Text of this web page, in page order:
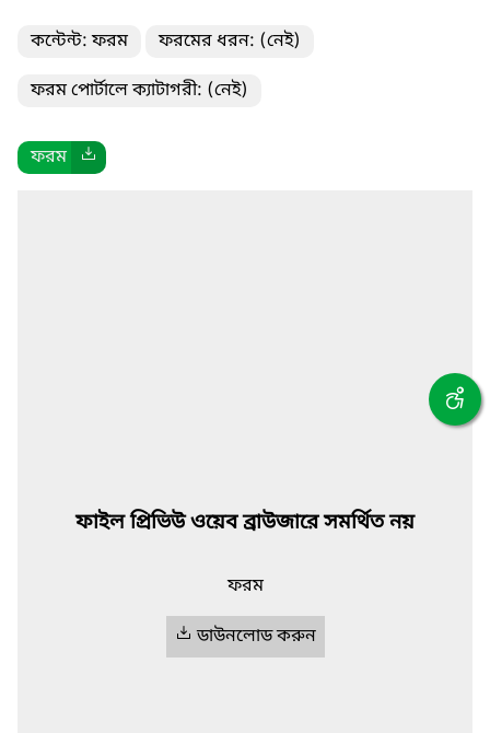
কন্টেন্ট: ফরম ফরমের ধরন: (নেই)
ফরম পোর্টালে ক্যাটাগরী: (নেই)
ফরম
ফাইল প্রিভিউ ওয়েব ব্রাউজারে সমর্থিত নয়
ফরম
ডাউনলোড করুন